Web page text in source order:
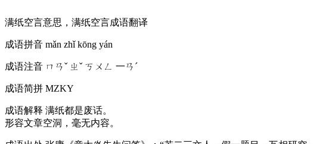
满纸空言意思，满纸空言成语翻译
成语拼音 mǎn zhǐ kōng yán
成语注音 ㄇㄢˇ ㄓˇ ㄎㄨㄥ 一ㄢˊ
成语简拼 MZKY
成语解释 满纸都是废话。
形容文章空洞，毫无内容。